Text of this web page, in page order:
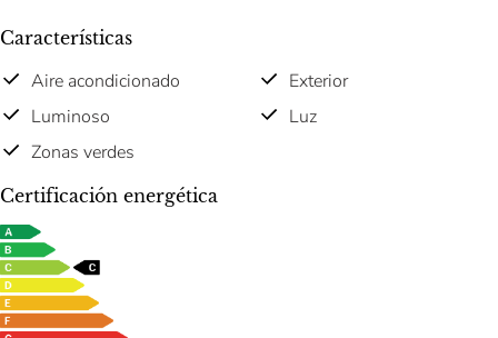
Características
Aire acondicionado
Exterior
Luminoso
Luz
Zonas verdes
Certificación energética